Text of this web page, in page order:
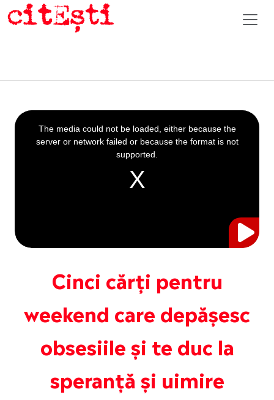
Cinci cărți pentru
weekend care depășesc
obsesiile și te duc la
speranță și uimire
This
is
a
The media could not be loaded, either because the
server or network failed or because the format is not
supported.